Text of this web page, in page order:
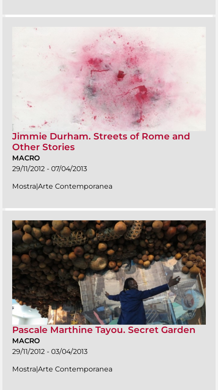
Jimmie Durham. Streets of Rome and
Other Stories
MACRO
29/11/2012 - 07/04/2013
Mostra|Arte Contemporanea
Pascale Marthine Tayou. Secret Garden
MACRO
29/11/2012 - 03/04/2013
Mostra|Arte Contemporanea